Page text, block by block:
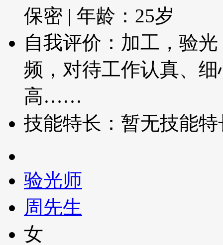
保密 | 年龄：25岁
自我评价：加工，验
频，对待工作认真、
高……
技能特长：暂无技能特
验光师
周先生
女